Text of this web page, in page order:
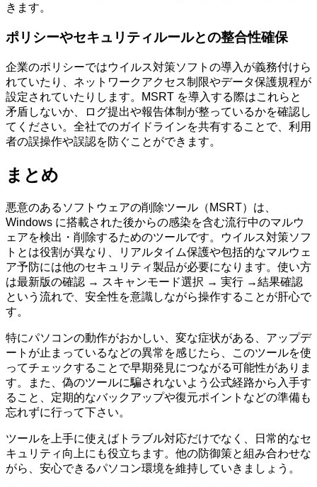
きます。
ポリシーやセキュリティルールとの整合性確保
企業のポリシーではウイルス対策ソフトの導入が義務付けら
れていたり、ネットワークアクセス制限やデータ保護規程が
設定されていたりします。MSRT を導入する際はこれらと
矛盾しないか、ログ提出や報告体制が整っているかを確認し
てください。全社でのガイドラインを共有することで、利用
者の誤操作や誤認を防ぐことができます。
まとめ
悪意のあるソフトウェアの削除ツール（MSRT）は、
Windows に搭載された後からの感染を含む流行中のマルウ
ェアを検出・削除するためのツールです。ウイルス対策ソフ
トとは役割が異なり、リアルタイム保護や包括的なマルウェ
ア予防には他のセキュリティ製品が必要になります。使い方
は最新版の確認 → スキャンモード選択 → 実行 →結果確認
という流れで、安全性を意識しながら操作することが肝心で
す。
特にパソコンの動作がおかしい、変な症状がある、アップデ
ートが止まっているなどの異常を感じたら、このツールを使
ってチェックすることで早期発見につながる可能性がありま
す。また、偽のツールに騙されないよう公式経路から入手す
ること、定期的なバックアップや復元ポイントなどの準備も
忘れずに行って下さい。
ツールを上手に使えばトラブル対応だけでなく、日常的なセ
キュリティ向上にも役立ちます。他の防御策と組み合わせな
がら、安心できるパソコン環境を維持していきましょう。